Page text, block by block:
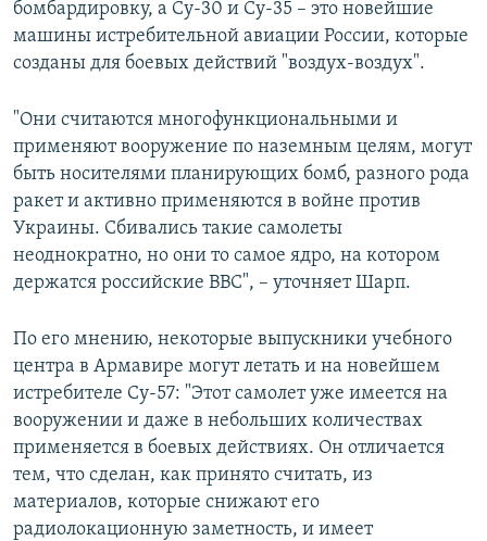
бомбардировку, а Су-30 и Су-35 – это новейшие
машины истребительной авиации России, которые
созданы для боевых действий "воздух-воздух".
"Они считаются многофункциональными и
применяют вооружение по наземным целям, могут
быть носителями планирующих бомб, разного рода
ракет и активно применяются в войне против
Украины. Сбивались такие самолеты
неоднократно, но они то самое ядро, на котором
держатся российские ВВС", – уточняет Шарп.
По его мнению, некоторые выпускники учебного
центра в Армавире могут летать и на новейшем
истребителе Су-57: "Этот самолет уже имеется на
вооружении и даже в небольших количествах
применяется в боевых действиях. Он отличается
тем, что сделан, как принято считать, из
материалов, которые снижают его
радиолокационную заметность, и имеет